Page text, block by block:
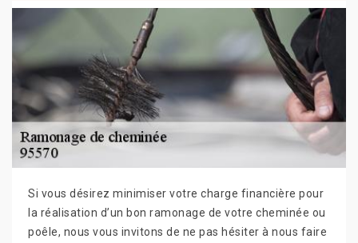
Si vous désirez minimiser votre charge financière pour
la réalisation d’un bon ramonage de votre cheminée ou
poêle, nous vous invitons de ne pas hésiter à nous faire